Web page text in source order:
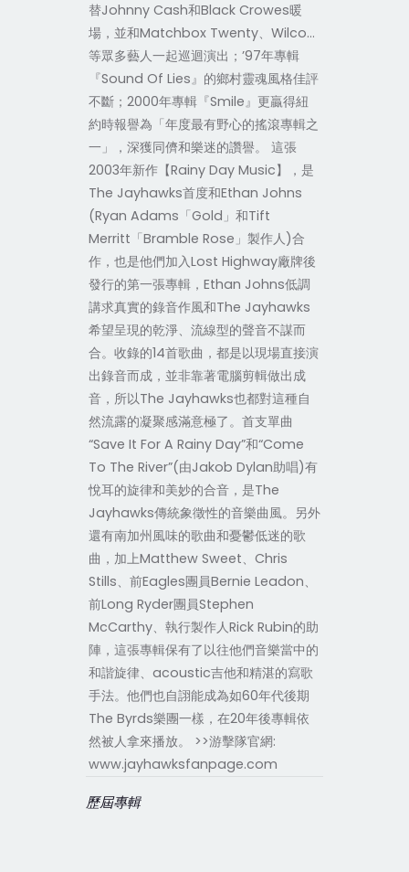
替Johnny Cash和Black Crowes暖
場，並和Matchbox Twenty、Wilco…
等眾多藝人一起巡迴演出；’97年專輯
『Sound Of Lies』的鄉村靈魂風格佳評
不斷；2000年專輯『Smile』更贏得紐
約時報譽為「年度最有野心的搖滾專輯之
一」，深獲同儕和樂迷的讚譽。 這張
2003年新作【Rainy Day Music】，是
The Jayhawks首度和Ethan Johns
(Ryan Adams「Gold」和Tift
Merritt「Bramble Rose」製作人)合
作，也是他們加入Lost Highway廠牌後
發行的第一張專輯，Ethan Johns低調
講求真實的錄音作風和The Jayhawks
希望呈現的乾淨、流線型的聲音不謀而
合。收錄的14首歌曲，都是以現場直接演
出錄音而成，並非靠著電腦剪輯做出成
音，所以The Jayhawks也都對這種自
然流露的凝聚感滿意極了。首支單曲
“Save It For A Rainy Day”和“Come
To The River”(由Jakob Dylan助唱)有
悅耳的旋律和美妙的合音，是The
Jayhawks傳統象徵性的音樂曲風。另外
還有南加州風味的歌曲和憂鬱低迷的歌
曲，加上Matthew Sweet、Chris
Stills、前Eagles團員Bernie Leadon、
前Long Ryder團員Stephen
McCarthy、執行製作人Rick Rubin的助
陣，這張專輯保有了以往他們音樂當中的
和諧旋律、acoustic吉他和精湛的寫歌
手法。他們也自詡能成為如60年代後期
The Byrds樂團一樣，在20年後專輯依
然被人拿來播放。 >>游擊隊官網:
www.jayhawksfanpage.com
歷屆專輯